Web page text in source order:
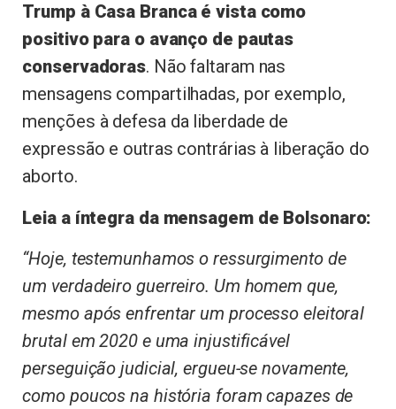
Trump à Casa Branca é vista como
positivo para o avanço de pautas
conservadoras. Não faltaram nas
mensagens compartilhadas, por exemplo,
menções à defesa da liberdade de
expressão e outras contrárias à liberação do
aborto.
Leia a íntegra da mensagem de Bolsonaro:
“Hoje, testemunhamos o ressurgimento de
um verdadeiro guerreiro. Um homem que,
mesmo após enfrentar um processo eleitoral
brutal em 2020 e uma injustificável
perseguição judicial, ergueu-se novamente,
como poucos na história foram capazes de